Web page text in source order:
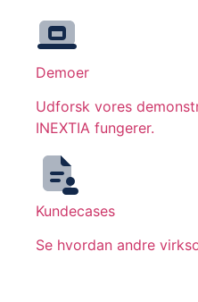
Demoer
Udforsk vores
INEXTIA fungerer.
Kundecases
Se hvordan andre